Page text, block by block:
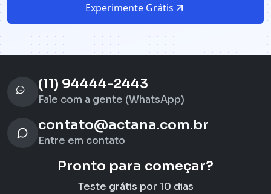
Experimente Grátis
(11) 94444-2443
Fale com a gente (WhatsApp)
contato@actana.com.br
Entre em contato
Pronto para começar?
Teste grátis por 10 dias